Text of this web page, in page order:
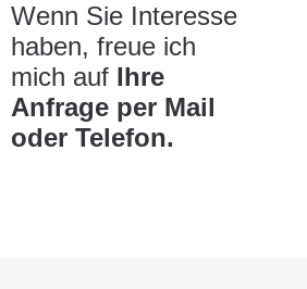
Wenn Sie Interesse
haben, freue ich
mich auf Ihre
Anfrage per Mail
oder Telefon.